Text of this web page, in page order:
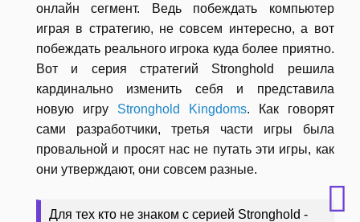
онлайн сегмент. Ведь побеждать компьютер
играя в стратегию, не совсем интересно, а вот
побеждать реального игрока куда более приятно.
Вот и серия стратегий Stronghold решила
кардинально изменить себя и представила
новую игру Stronghold Kingdoms. Как говорят
сами разработчики, третья части игры была
провальной и просят нас не путать эти игры, как
они утверждают, они совсем разные.
Для тех кто не знаком с серией Stronghold -